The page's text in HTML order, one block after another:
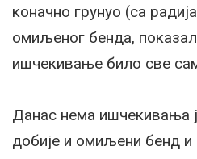
коначно грунуо (са
омиљеног бенда,
ишчекивање било све
Данас нема ишчекивања
добије и омиљени бенд и